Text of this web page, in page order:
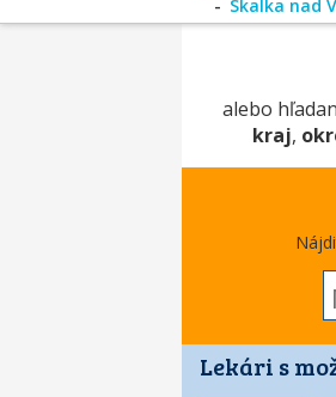
Skalka nad
alebo
kraj,
Lekári s